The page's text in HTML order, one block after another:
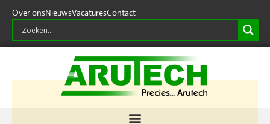
Over onsNieuwsVacaturesContact